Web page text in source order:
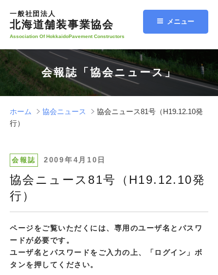
ツ
へ
ス
一般社団法人
北海道舗装事業協会
Association Of HokkaidoPavement Constructors
メニュー
会報誌「協会ニュース」
ホーム 協会ニュース
協会ニュース81号（H19.12.10発
行）
会報誌
投
日:
2009年4月10日
協会ニュース81号（H19.12.10発
行）
ページをご覧いただくには、専用のユーザ名とパスワ
ードが必要です。
ユーザ名とパスワードをご入力の上、「ログイン」ボ
タンを押してください。